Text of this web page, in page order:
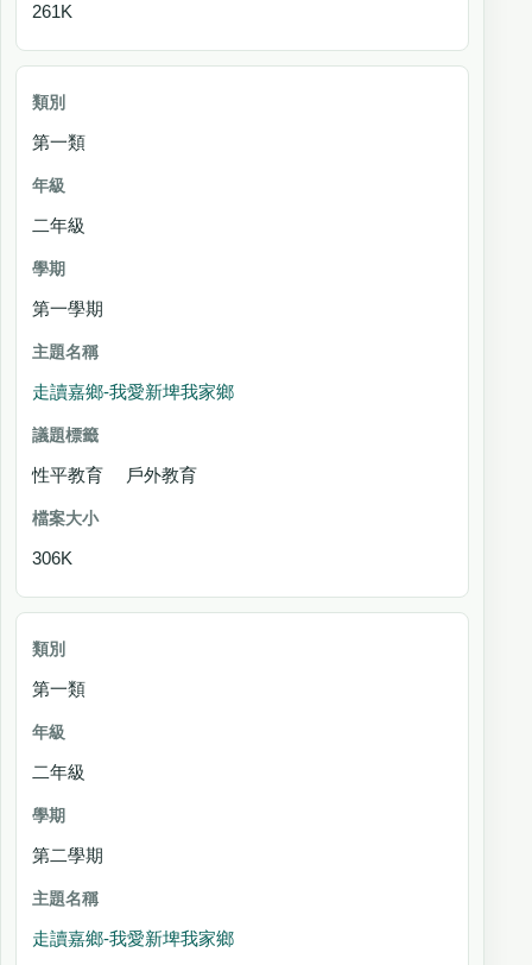
261K
第一類
二年級
第一學期
走讀嘉鄉-我愛新埤我家鄉
性平教育 戶外教育
306K
第一類
二年級
第二學期
走讀嘉鄉-我愛新埤我家鄉